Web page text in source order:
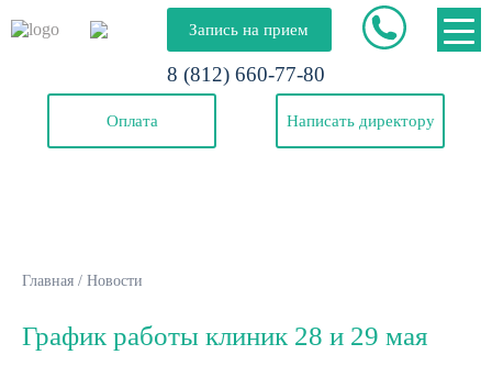
Оплата Написать директору
8 (812) 660-77-80
Запись на прием
Главная / Новости
График работы клиник 28 и 29 мая